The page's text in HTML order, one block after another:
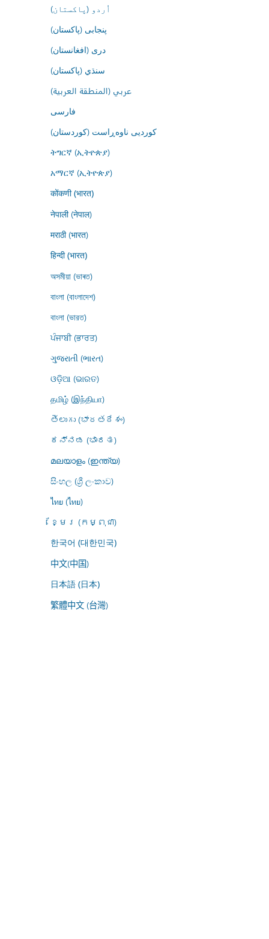
اُردو (پاکستان)
پنجابی (پاکستان)
درى (افغانستان)
سنڌي (پاکستان)
عربي (المنطقة العربية)
فارسى
کوردیی ناوەڕاست (کوردستان)
ትግርኛ (ኢትዮጵያ)
አማርኛ (ኢትዮጵያ)
कोंकणी (भारत)
नेपाली (नेपाल)
मराठी (भारत)
हिन्दी (भारत)
অসমীয়া (ভাৰত)
বাংলা (বাংলাদেশ)
বাংলা (ভারত)
ਪੰਜਾਬੀ (ਭਾਰਤ)
ગુજરાતી (ભારત)
ଓଡ଼ିଆ (ଭାରତ)
தமிழ் (இந்தியா)
తెలుగు (భారతదేశం)
ಕನ್ನಡ (ಭಾರತ)
മലയാളം (ഇന്ത്യ)
සිංහල (ශ්‍රී ලංකාව)
ไทย (ไทย)
ខ្មែរ (កម្ពុជា)
한국어 (대한민국)
中文(中国)
日本語 (日本)
繁體中文 (台灣)